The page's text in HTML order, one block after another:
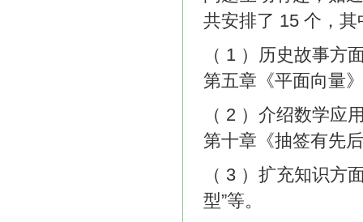
共安排了 15 个，其
（ 1 ）历史故事方
第五章《平面向量
（ 2 ）介绍数学应
第十章《抽签有先
（ 3 ）扩充知识方
型”等。